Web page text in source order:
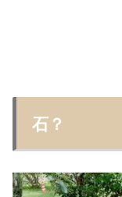
石？